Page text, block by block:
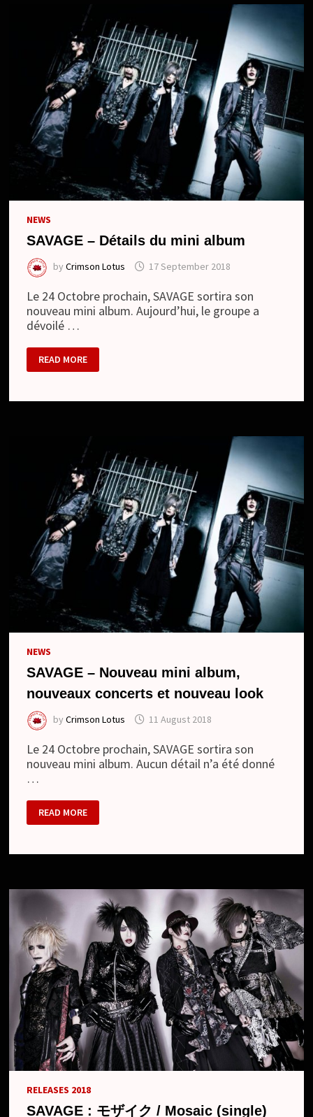
NEWS
SAVAGE – Détails du mini album
byCrimson Lotus 17 September 2018
Le 24 Octobre prochain, SAVAGE sortira son
nouveau mini album. Aujourd’hui, le groupe a
dévoilé …
SAVAGE
–
DÉTAILS
ALBUM
READ MORE
NEWS
SAVAGE – Nouveau mini album,
nouveaux concerts et nouveau look
byCrimson Lotus 11 August 2018
Le 24 Octobre prochain, SAVAGE sortira son
nouveau mini album. Aucun détail n’a été donné
…
SAVAGE
–
NOUVEAU
NOUVEAUX
NOUVEAU
LOOK
READ MORE
RELEASES 2018
SAVAGE : モザイク / Mosaic (single)